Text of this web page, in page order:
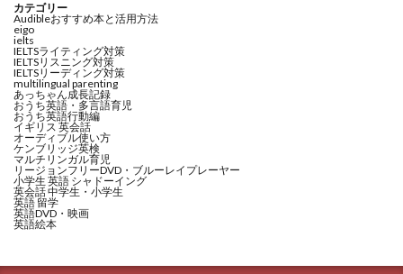
カテゴリー
Audibleおすすめ本と活用方法
eigo
ielts
IELTSライティング対策
IELTSリスニング対策
IELTSリーディング対策
multilingual parenting
あっちゃん成長記録
おうち英語・多言語育児
おうち英語行動編
イギリス 英会話
オーディブル使い方
ケンブリッジ英検
マルチリンガル育児
リージョンフリーDVD・ブルーレイプレーヤー
小学生 英語 シャドーイング
英会話 中学生・小学生
英語 留学
英語DVD・映画
英語絵本